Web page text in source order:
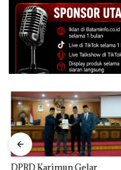
DPRD Karimun Gelar